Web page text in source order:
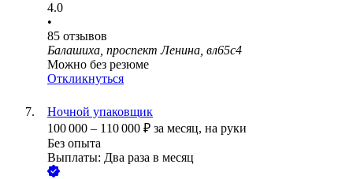
4.0
•
85 отзывов
Балашиха, проспект Ленина, вл65с4
Можно без резюме
Откликнуться
Ночной упаковщик
100 000 – 110 000 ₽ за месяц, на руки
Без опыта
Выплаты: Два раза в месяц